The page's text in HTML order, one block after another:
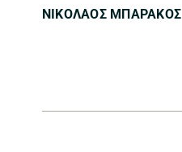
ΝΙΚΟΛΑΟΣ ΜΠΑΡΑΚΟΣ